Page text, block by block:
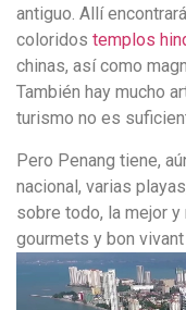
antiguo. Allí
coloridos templos
chinas, así como
También hay mucho
turismo no es
Pero Penang tiene,
nacional, varias
sobre todo, la mejor
gourmets y bon vivant